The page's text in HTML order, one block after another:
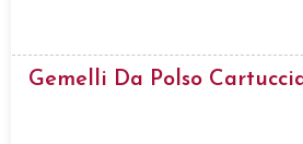
Gemelli Da Polso